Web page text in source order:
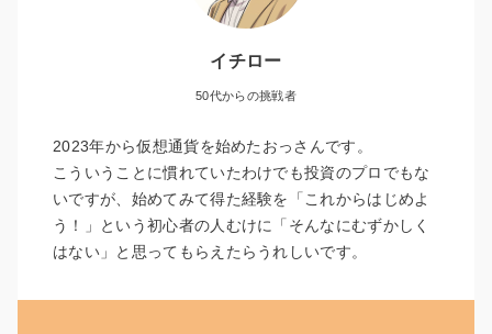
イチロー
50代からの挑戦者
2023年から仮想通貨を始めたおっさんです。
こういうことに慣れていたわけでも投資のプロでもな
いですが、始めてみて得た経験を「これからはじめよ
う！」という初心者の人むけに「そんなにむずかしく
はない」と思ってもらえたらうれしいです。